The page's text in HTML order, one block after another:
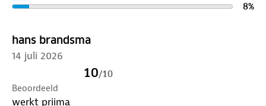
8%
hans brandsma
14 juli 2026
10/10
Beoordeeld
werkt priima